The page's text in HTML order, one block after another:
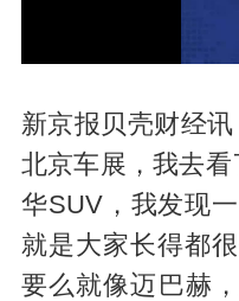
新京报贝壳财经
北京车展，我去
华SUV，我发现
就是大家长得都
要么就像迈巴赫